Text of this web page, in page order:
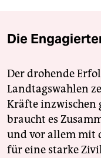
Die
Der drohende
Landtagswahlen
Kräfte inzwischen
braucht es
und vor allem mit
für eine starke